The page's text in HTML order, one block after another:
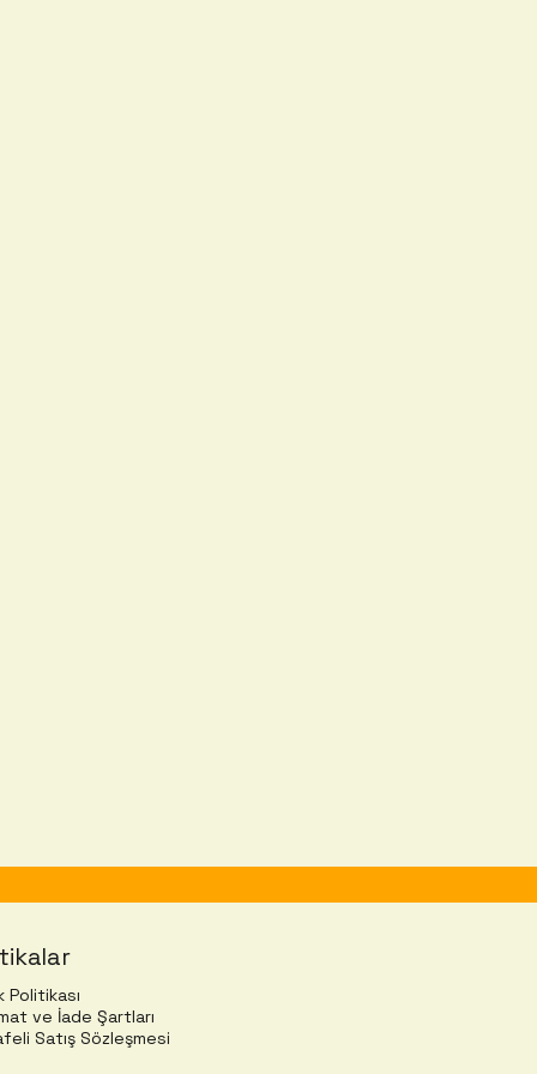
Politikası
ve İade Şartları
Satış Sözleşmesi